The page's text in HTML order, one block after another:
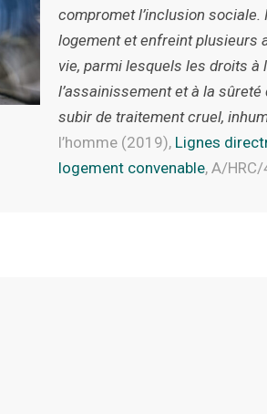
compromet l’inclusion
logement et enfreint plusieurs
vie, parmi lesquels les droits à
l’assainissement et à la
subir de traitement cruel,
l’homme (2019), Lignes
logement convenable, A/